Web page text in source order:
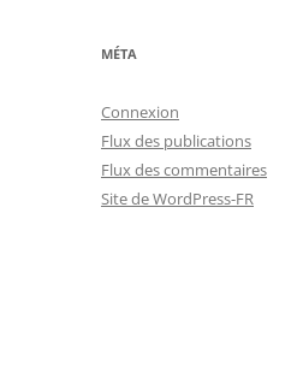
MÉTA
Connexion
Flux des publications
Flux des commentaires
Site de WordPress-FR